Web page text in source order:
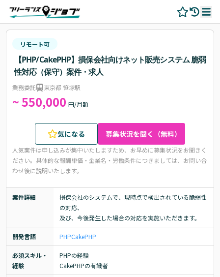
リモート可
【PHP/CakePHP】損保会社向けネット販売システム 脆弱
性対応（保守）案件・求人
業務委託 東京都 笹塚駅
~ 550,000 円/月額
気になる 募集状況を聞く（無料）
人気案件は申し込みが集中いたしますため、お早めに募集状況をお聞きく
ださい。 具体的な報酬単価・企業名・労働条件につきましては、お問い合
わせ後に説明いたします。
案件詳細
損保会社のシステムで、現時点で検出されている脆弱性
の対応、
及び、今後発生した場合の対応を実施いただきます。
開発言語 PHPCakePHP
必須スキル・
経験
PHPの経験
CakePHPの有識者